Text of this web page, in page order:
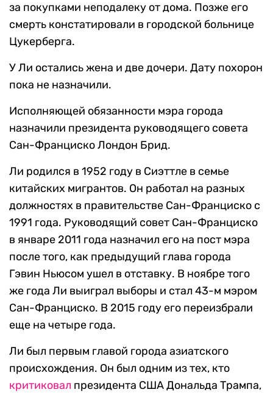
за покупками неподалеку от дома. Позже его
смерть констатировали в городской больнице
Цукерберга.
У Ли остались жена и две дочери. Дату похорон
пока не назначили.
Исполняющей обязанности мэра города
назначили президента руководящего совета
Сан-Франциско Лондон Брид.
Ли родился в 1952 году в Сиэттле в семье
китайских мигрантов. Он работал на разных
должностях в правительстве Сан-Франциско с
1991 года. Руководящий совет Сан-Франциско
в январе 2011 года назначил его на пост мэра
после того, как предыдущий глава города
Гэвин Ньюсом ушел в отставку. В ноябре того
же года Ли выиграл выборы и стал 43-м мэром
Сан-Франциско. В 2015 году его переизбрали
еще на четыре года.
Ли был первым главой города азиатского
происхождения. Он был одним из тех, кто
критиковал президента США Дональда Трампа,